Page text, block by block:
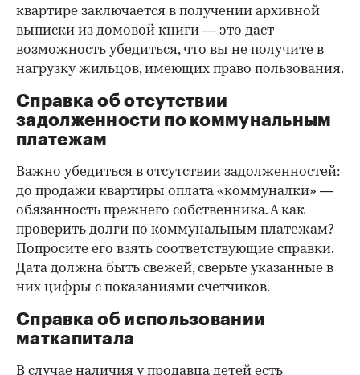
квартире заключается в получении архивной
выписки из домовой книги — это даст
возможность убедиться, что вы не получите в
нагрузку жильцов, имеющих право пользования.
Справка об отсутствии
задолженности по коммунальным
платежам
Важно убедиться в отсутствии задолженностей:
до продажи квартиры оплата «коммуналки» —
обязанность прежнего собственника. А как
проверить долги по коммунальным платежам?
Попросите его взять соответствующие справки.
Дата должна быть свежей, сверьте указанные в
них цифры с показаниями счетчиков.
Справка об использовании
маткапитала
В случае наличия у продавца детей есть